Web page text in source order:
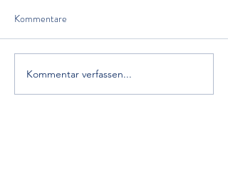
Kommentare
Kommentar verfassen...